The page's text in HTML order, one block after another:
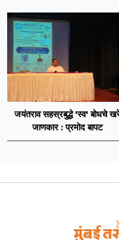
जयंतराव सहस्रबुद्धे 'स्व' बोधचे
जाणकार : प्रमोद बापट